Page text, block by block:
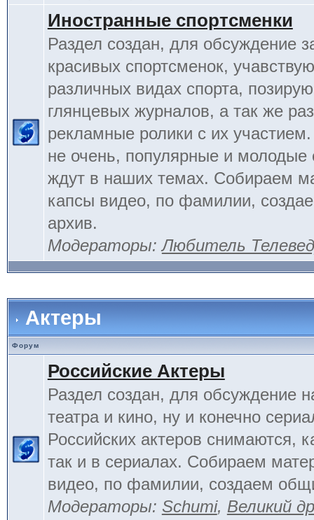
Иностранные спортсменки
Раздел создан, для обсуждение
красивых спортсменок,
различных видах спорта,
глянцевых журналов, а так же
рекламные ролики с их
не очень, популярные и молодые
ждут в наших темах. Собираем
капсы видео, по фамилии,
архив.
Модераторы:Любитель
Актеры
Форум
Российские Актеры
Раздел создан, для обсуждение
театра и кино, ну и конечно
Российских актеров снимаются,
так и в сериалах. Собираем
видео, по фамилии, создаем
Модераторы: Schumi, Великий